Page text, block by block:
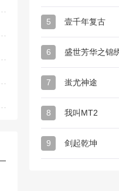
5 壹千年复古
6 盛世芳华之锦
7 蚩尤神途
8 我叫MT2
9 剑起乾坤